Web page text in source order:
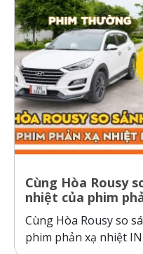
Cùng Hòa Rousy
nhiệt của phim
Cùng Hòa Rousy so
phim phản xạ nhiệt